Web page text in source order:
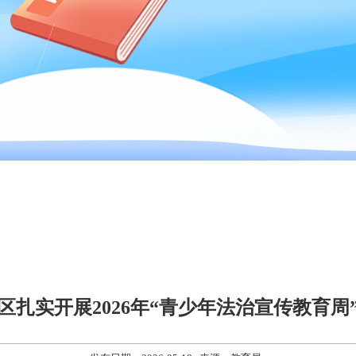
扎实开展2026年“青少年法治宣传教育周